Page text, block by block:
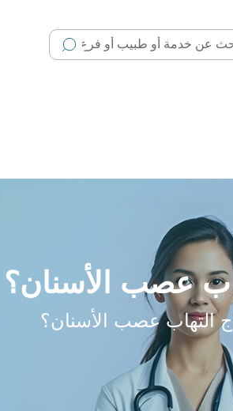
عصب الأسنان؟
التهاب عصب الأسنان؟